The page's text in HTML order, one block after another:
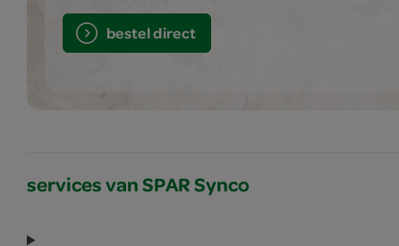
bestel direct
services van SPAR Synco